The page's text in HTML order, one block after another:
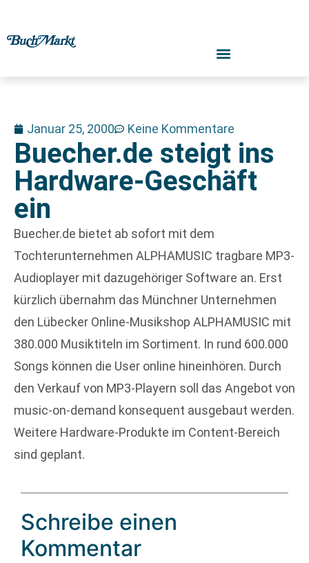
Januar 25, 2000 Keine Kommentare
Buecher.de steigt ins
Hardware-Geschäft
ein
Buecher.de bietet ab sofort mit dem
Tochterunternehmen ALPHAMUSIC tragbare MP3-
Audioplayer mit dazugehöriger Software an. Erst
kürzlich übernahm das Münchner Unternehmen
den Lübecker Online-Musikshop ALPHAMUSIC mit
380.000 Musiktiteln im Sortiment. In rund 600.000
Songs können die User online hineinhören. Durch
den Verkauf von MP3-Playern soll das Angebot von
music-on-demand konsequent ausgebaut werden.
Weitere Hardware-Produkte im Content-Bereich
sind geplant.
Schreibe einen
Kommentar